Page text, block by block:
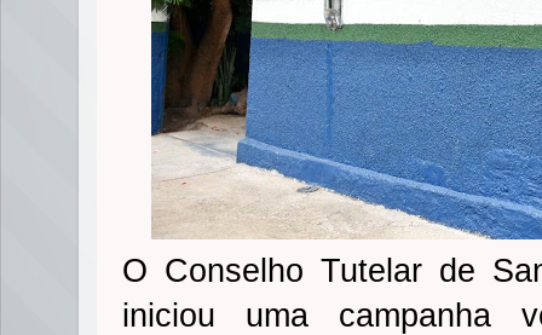
O Conselho Tutelar de
iniciou uma campanha